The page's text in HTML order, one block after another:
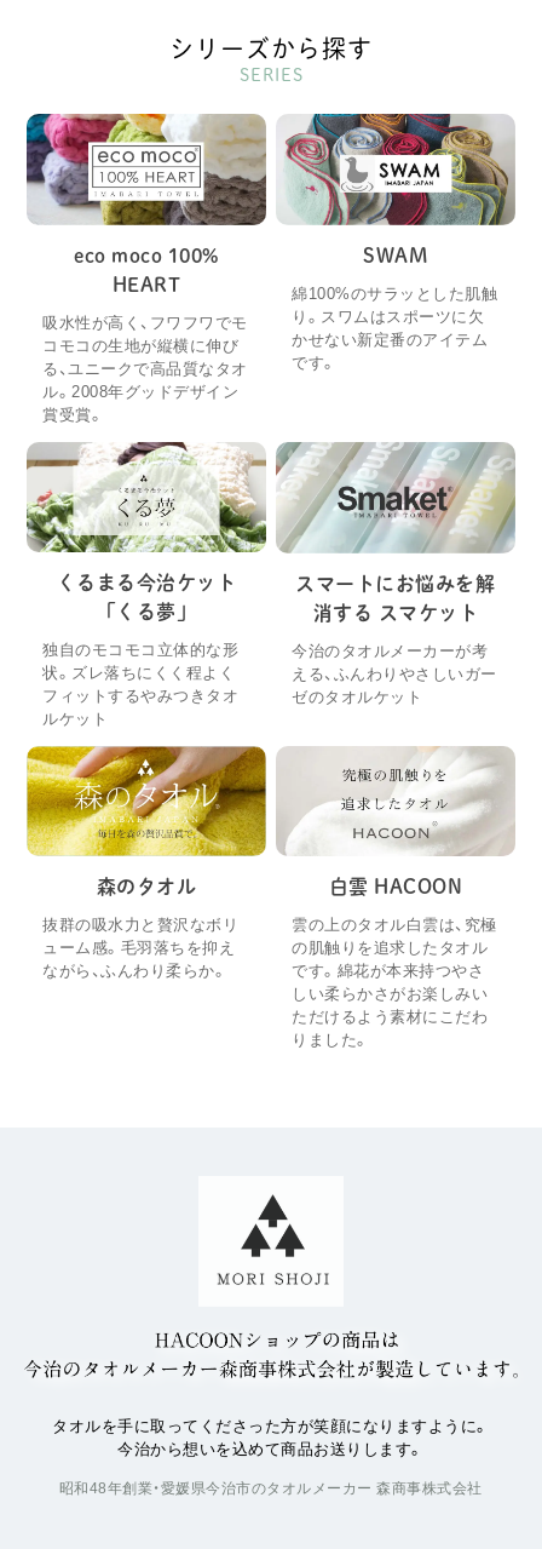
シリーズから探す
SERIES
eco moco 100%
HEART
吸水性が高く、フワフワでモ
コモコの生地が縦横に伸び
る、ユニークで高品質なタオ
ル。2008年グッドデザイン
賞受賞。
SWAM
綿100%のサラッとした肌触
り。スワムはスポーツに欠
かせない新定番のアイテム
です。
くるまる今治ケット
「くる夢」
独自のモコモコ立体的な形
状。ズレ落ちにくく程よく
フィットするやみつきタオ
ルケット
スマートにお悩みを解
消する スマケット
今治のタオルメーカーが考
える、ふんわりやさしいガー
ゼのタオルケット
森のタオル
抜群の吸水力と贅沢なボリ
ューム感。毛羽落ちを抑え
ながら、ふんわり柔らか。
白雲 HACOON
雲の上のタオル白雲は、究極
の肌触りを追求したタオル
です。綿花が本来持つやさ
しい柔らかさがお楽しみい
ただけるよう素材にこだわ
りました。
タオルを手に取ってくださった方が笑顔になりますように。
今治から想いを込めて商品お送りします。
昭和48年創業・愛媛県今治市のタオルメーカー 森商事株式会社